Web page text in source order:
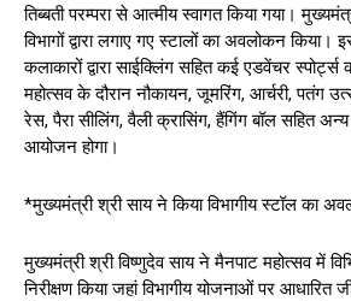
तिब्बती परम्परा से आत्मीय स्वागत किया गया।
विभागों द्वारा लगाए गए स्टालों का अवलोकन
कलाकारों द्वारा साईक्लिंग सहित कई एडवेंचर
महोत्सव के दौरान नौकायन, जूमरिंग, आर्चरी, पतंग
रेस, पैरा सीलिंग, वैली क्रासिंग, हैंगिंग बॉल सहित
आयोजन होगा।
*मुख्यमंत्री श्री साय ने किया विभागीय स्टॉल का
मुख्यमंत्री श्री विष्णुदेव साय ने मैनपाट महोत्सव में
निरीक्षण किया जहां विभागीय योजनाओं पर आधारित